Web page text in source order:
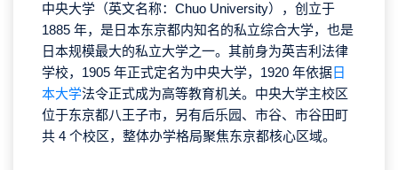
中央大学（英文名称：Chuo University），创立于
1885 年，是日本东京都内知名的私立综合大学，也是
日本规模最大的私立大学之一。其前身为英吉利法律
学校，1905 年正式定名为中央大学，1920 年依据日
本大学法令正式成为高等教育机关。中央大学主校区
位于东京都八王子市，另有后乐园、市谷、市谷田町
共 4 个校区，整体办学格局聚焦东京都核心区域。